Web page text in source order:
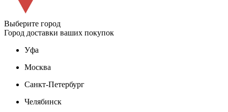
Выберите город
Город доставки ваших покупок
Уфа
Москва
Санкт-Петербург
Челябинск